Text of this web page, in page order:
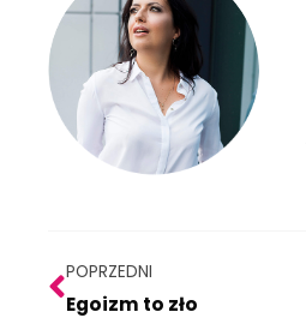
Prev
POPRZEDNI
Egoizm to zło